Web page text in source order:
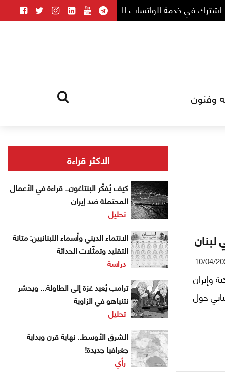
اشترك في خدمة الواتساب
وفنون
10/04/
وإيران
حول
الاكثر قراءة
كيف يُفكّر البنتاغون.. قراءة في الأعمال
المحتملة ضد إيران
تحليل
الانتماء الديني وأسماء اللبنانيين: متانة
التقليد وتمثّلات الحداثة
دراسة
ترامب يُعيد غزة إلى الطاولة... ويحشر
نتنياهو في الزاوية
تحليل
الشرق الأوسط.. نهاية قرن وبداية
جغرافيا جديدة!
رأي